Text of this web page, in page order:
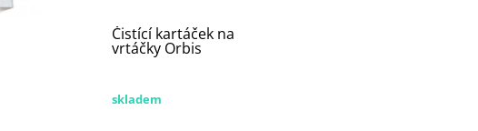
Čistící kartáček na
vrtáčky Orbis
skladem